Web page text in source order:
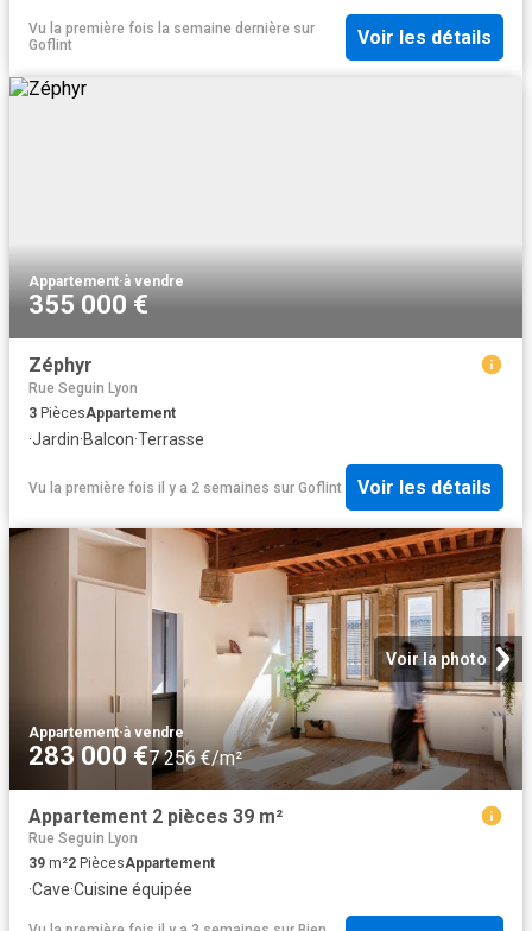
Vu la première fois la semaine dernière sur
Goflint
Voir les détails
Appartement·à vendre
355 000 €
Zéphyr
Rue Seguin Lyon
3 PiècesAppartement
·Jardin·Balcon·Terrasse
Vu la première fois il y a 2 semaines sur Goflint Voir les détails
Voir la photo
Appartement·à vendre
283 000 €7 256 €/m²
Appartement 2 pièces 39 m²
Rue Seguin Lyon
39 m²2 PiècesAppartement
·Cave·Cuisine équipée